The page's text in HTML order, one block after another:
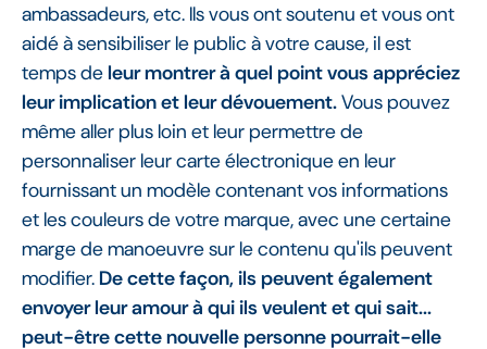
ambassadeurs, etc. Ils vous ont soutenu et vous ont
aidé à sensibiliser le public à votre cause, il est
temps deleur montrer à quel point vous appréciez
leur implication et leur dévouement.Vous pouvez
même aller plus loin et leur permettre de
personnaliser leur carte électronique en leur
fournissant un modèle contenant vos informations
et les couleurs de votre marque, avec une certaine
marge de manoeuvre sur le contenu qu'ils peuvent
modifier. De cette façon, ils peuvent également
envoyer leur amour à qui ils veulent et qui sait...
peut-être cette nouvelle personne pourrait-elle